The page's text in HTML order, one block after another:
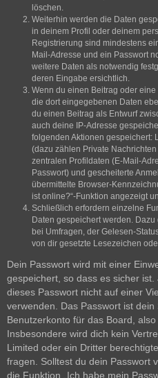
löschen.
Weiterhin werden die Daten
in deinem Profil oder deinem
Registrierung sind mindestens
Mail-Adresse und ein Passwort
weitere Daten als notwendig
deren Eingabe ersichtlich.
Wenn du einen Beitrag oder
die dort eingegebenen Daten
du einen Beitrag als Entwurf
auch deine IP-Adresse
folgenden Aktionen gespeichert:
(dazu zählen Private
zentralen Profildaten (E-Mail-
Passwort) und gescheiterte
übermittelte Browser-
ist online?“-Funktion angezeigt
Schließlich erfordern einzelne
Daten gespeichert werden.
bei Umfragen, der Gelesen-
von dir gesetzte Lesezeichen
Dein Passwort wird mit einer
gespeichert, so dass es sicher ist.
dieses Passwort nicht auf einer
verwenden. Das Passwort ist dein
Benutzerkonto für das Board,
Insbesondere wird dich kein
Limited oder ein Dritter
fragen. Solltest du dein Passwort
die Funktion „Ich habe mein